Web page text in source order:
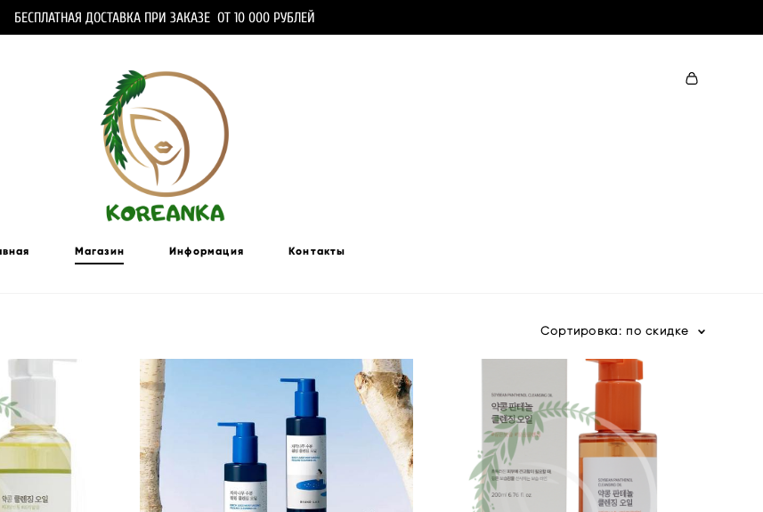
БЕСПЛАТНАЯ ДОСТАВКА ПРИ ЗАКАЗЕ ОТ 10 000 РУБЛЕЙ
Магазин Информация Контакты
Сортировка: по скидке